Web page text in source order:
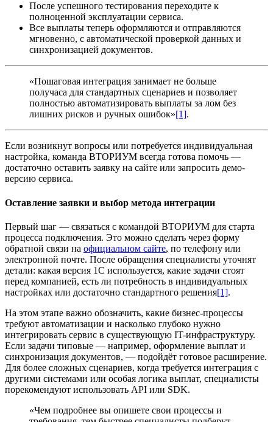
После успешного тестирования переходите к
полноценной эксплуатации сервиса.
Все выплаты теперь оформляются и отправляются
мгновенно, с автоматической проверкой данных и
синхронизацией документов.
«Пошаговая интеграция занимает не больше
получаса для стандартных сценариев и позволяет
полностью автоматизировать выплаты за лом без
лишних рисков и ручных ошибок»[1].
Если возникнут вопросы или потребуется индивидуальная
настройка, команда ВТОРИУМ всегда готова помочь —
достаточно оставить заявку на сайте или запросить демо-
версию сервиса.
Оставление заявки и выбор метода интеграции
Первый шаг — связаться с командой ВТОРИУМ для старта
процесса подключения. Это можно сделать через форму
обратной связи на официальном сайте, по телефону или
электронной почте. После обращения специалисты уточнят
детали: какая версия 1С используется, какие задачи стоят
перед компанией, есть ли потребность в индивидуальных
настройках или достаточно стандартного решения[1].
На этом этапе важно обозначить, какие бизнес-процессы
требуют автоматизации и насколько глубоко нужно
интегрировать сервис в существующую IT-инфраструктуру.
Если задачи типовые — например, оформление выплат и
синхронизация документов, — подойдёт готовое расширение.
Для более сложных сценариев, когда требуется интеграция с
другими системами или особая логика выплат, специалисты
порекомендуют использовать API или SDK.
«Чем подробнее вы опишете свои процессы и